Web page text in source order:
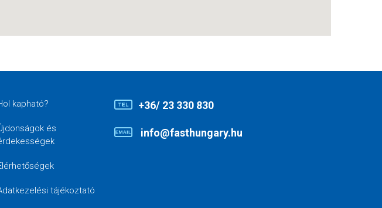
kapható?
és
tájékoztató
+36/ 23 330 830
info@fasthungary.hu